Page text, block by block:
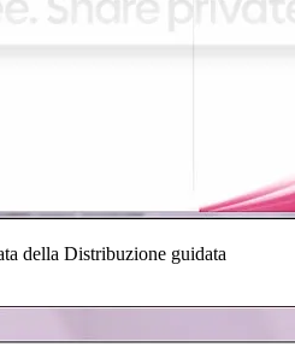
della Distribuzione guidata